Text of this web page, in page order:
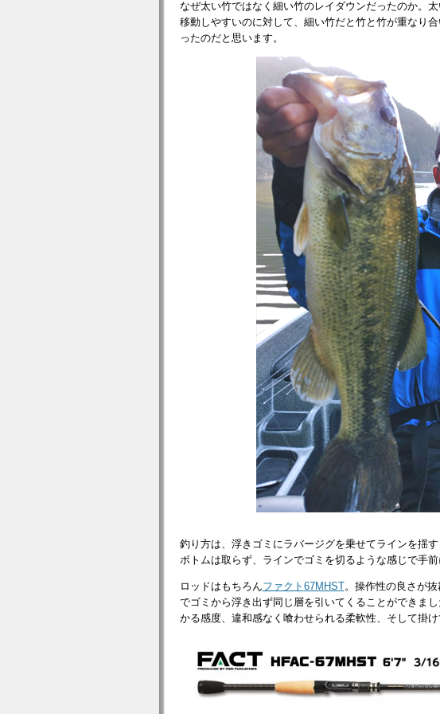
なぜ太い竹ではなく細い竹のレイダウンだったのか。
移動しやすいのに対して、細い竹だと竹と竹が重なり
ったのだと思います。
釣り方は、浮きゴミにラバージグを乗せてラインを揺
ボトムは取らず、ラインでゴミを切るような感じで手前
ロッドはもちろんファクト 67MHST。操作性の良さが
でゴミから浮き出ず同じ層を引いてくることができま
かる感度、違和感なく喰わせられる柔軟性、そして掛け